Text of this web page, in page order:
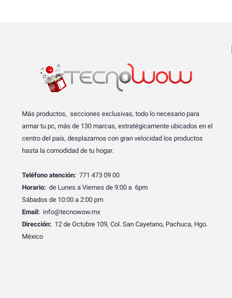
Más productos, secciones exclusivas, todo lo necesario para
armar tu pc, más de 130 marcas, estratégicamente ubicados en el
centro del país, desplazamos con gran velocidad los productos
hasta la comodidad de tu hogar.
Teléfono atención: 771 473 09 00
Horario: de Lunes a Viernes de 9:00 a 6pm
Sábados de 10:00 a 2:00 pm
Email: info@tecnowow.mx
Dirección: 12 de Octubre 109, Col. San Cayetano, Pachuca, Hgo.
México